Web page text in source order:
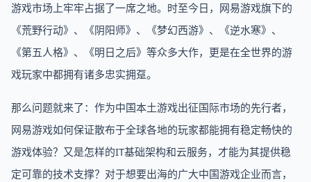
游戏市场上牢牢占据了一席之地。时至今日，网易游戏旗下的
《荒野行动》、《阴阳师》、《梦幻西游》、《逆水寒》、
《第五人格》、《明日之后》等众多大作，更是在全世界的游
戏玩家中都拥有诸多忠实拥趸。
那么问题就来了：作为中国本土游戏出征国际市场的先行者，
网易游戏如何保证散布于全球各地的玩家都能拥有稳定畅快的
游戏体验？又是怎样的IT基础架构和云服务，才能为其提供稳
定可靠的技术支撑？对于想要出海的广大中国游戏企业而言，